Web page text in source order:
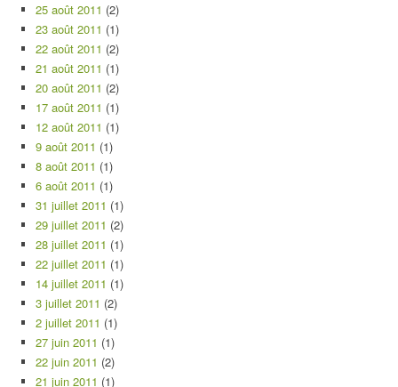
25 août 2011 (2)
23 août 2011 (1)
22 août 2011 (2)
21 août 2011 (1)
20 août 2011 (2)
17 août 2011 (1)
12 août 2011 (1)
9 août 2011 (1)
8 août 2011 (1)
6 août 2011 (1)
31 juillet 2011 (1)
29 juillet 2011 (2)
28 juillet 2011 (1)
22 juillet 2011 (1)
14 juillet 2011 (1)
3 juillet 2011 (2)
2 juillet 2011 (1)
27 juin 2011 (1)
22 juin 2011 (2)
21 juin 2011 (1)